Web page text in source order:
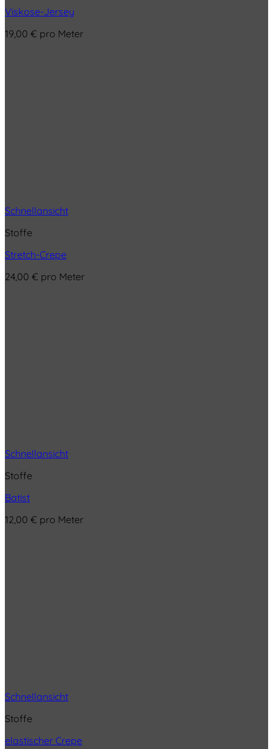
Viskose-Jersey
19,00 € pro Meter
Schnellansicht
Stoffe
Stretch-Crepe
24,00 € pro Meter
Schnellansicht
Stoffe
Batist
12,00 € pro Meter
Schnellansicht
Stoffe
elastischer Crepe